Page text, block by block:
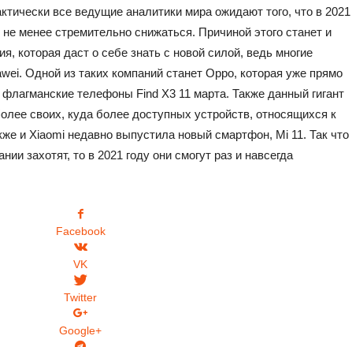
все ведущие аналитики мира ожидают того, что в 2021
менее стремительно снижаться. Причиной этого станет и
которая даст о себе знать с новой силой, ведь многие
Одной из таких компаний станет Oppo, которая уже прямо
телефоны Find X3 11 марта. Также данный гигант
своих, куда более доступных устройств, относящихся к
и Xiaomi недавно выпустила новый смартфон, Mi 11. Так что
захотят, то в 2021 году они смогут раз и навсегда
Facebook
VK
Twitter
Google+